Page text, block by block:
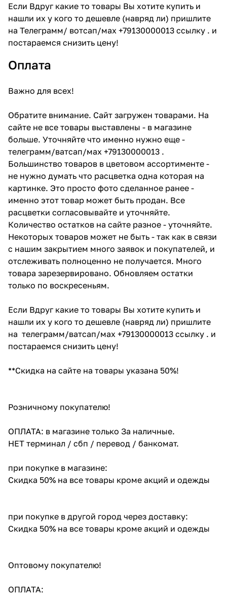
Если Вдруг какие то товары Вы хотите купить и
нашли их у кого то дешевле (навряд ли) пришлите
на Телеграмм/ вотсап/мах +79130000013 ссылку . и
постараемся снизить цену!
Оплата
Важно для всех!
Обратите внимание. Сайт загружен товарами. На
сайте не все товары выставлены - в магазине
больше. Уточняйте что именно нужно еще -
телеграмм/ватсап/мах +79130000013 .
Большинство товаров в цветовом ассортименте -
не нужно думать что расцветка одна которая на
картинке. Это просто фото сделанное ранее -
именно этот товар может быть продан. Все
расцветки согласовывайте и уточняйте.
Количество остатков на сайте разное - уточняйте.
Некоторых товаров может не быть - так как в связи
с нашим закрытием много заявок и покупателей, и
отслеживать полноценно не получается. Много
товара зарезервировано. Обновляем остатки
только по воскресеньям.
Если Вдруг какие то товары Вы хотите купить и
нашли их у кого то дешевле (навряд ли) пришлите
на телеграмм/ватсап/мах +79130000013 ссылку . и
постараемся снизить цену!
**Скидка на сайте на товары указана 50%!
Розничному покупателю!
ОПЛАТА: в магазине только За наличные.
НЕТ терминал / сбп / перевод / банкомат.
при покупке в магазине:
Скидка 50% на все товары кроме акций и одежды
при покупке в другой город через доставку:
Скидка 50% на все товары кроме акций и одежды
Оптовому покупателю!
ОПЛАТА: